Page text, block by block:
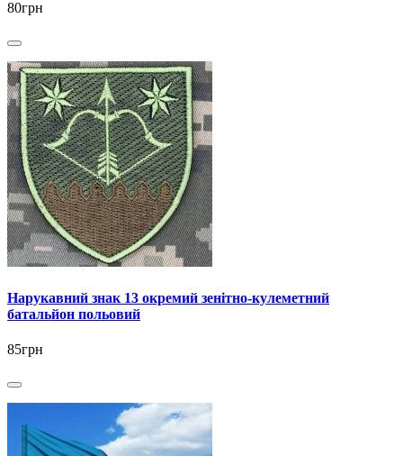
80грн
Нарукавний знак 13 окремий зенітно-кулеметний
батальйон польовий
85грн